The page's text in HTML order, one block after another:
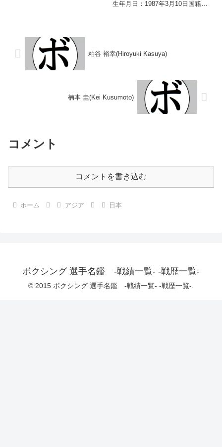
生年月日：1987年3月10日国籍：
粕谷 裕幸(Hiroyuki Kasuya)
楠本 圭(Kei Kusumoto)
コメント
コメントを書き込む
ホーム アジア 日本
ボクシング 選手名鑑 -戦績一覧- -戦歴一覧-
© 2015 ボクシング 選手名鑑 -戦績一覧- -戦歴一覧-.